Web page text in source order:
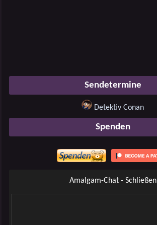
Sendetermine
Detektiv Conan
Spenden
Amalgam-Chat - Schließen